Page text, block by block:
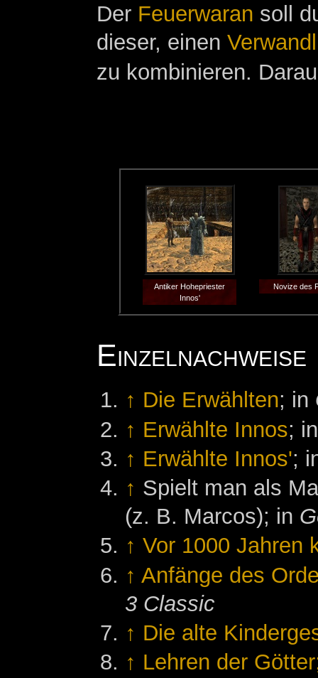
Der Feuerwaran soll
dieser, einen
zu kombinieren.
Antiker Hohepriester
Innos'
Novize des
Einzelnachweise
↑ Die Erwählten; in
↑ Erwählte Innos;
↑ Erwählte Innos';
↑ Spielt man als
(z. B. Marcos); in
↑ Vor 1000 Jahren
↑ Anfänge des
3 Classic
↑ Die alte
↑ Lehren der